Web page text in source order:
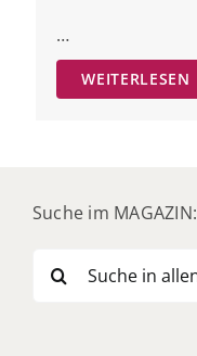
…
WEITERLESEN
Suche im MAGAZIN:
nach: